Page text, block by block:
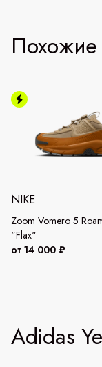
Похожие
NIKE
Zoom Vomero 5
"Flax"
от 14 000 ₽
Adidas